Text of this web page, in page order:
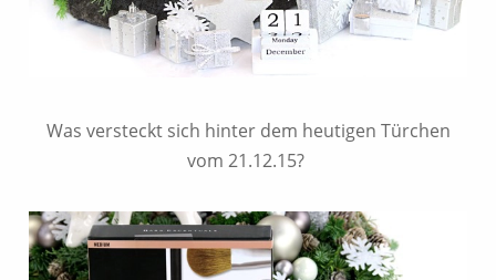
Was versteckt sich hinter dem heutigen Türchen
vom 21.12.15?